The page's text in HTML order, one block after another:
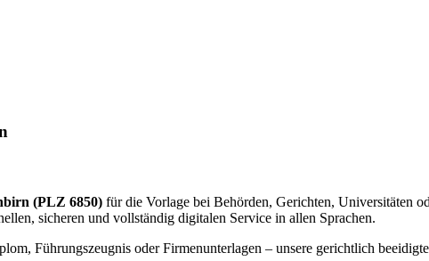
(PLZ 6850) für die Vorlage bei Behörden, Gerichten, Universitäten
sicheren und vollständig digitalen Service in allen Sprachen.
Führungszeugnis oder Firmenunterlagen – unsere gerichtlich